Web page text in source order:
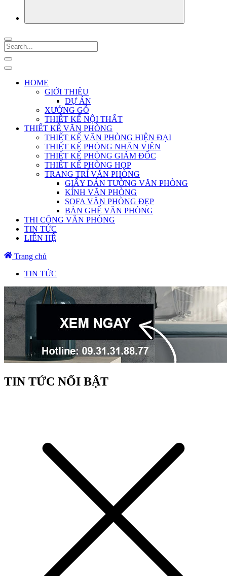
HOME
GIỚI THIỆU
DỰ ÁN
XƯỞNG GỖ
THIẾT KẾ NỘI THẤT
THIẾT KẾ VĂN PHÒNG
THIẾT KẾ VĂN PHÒNG HIỆN ĐẠI
THIẾT KẾ PHÒNG NHÂN VIÊN
THIẾT KẾ PHÒNG GIÁM ĐỐC
THIẾT KẾ PHÒNG HỌP
TRANG TRÍ VĂN PHÒNG
GIẤY DÁN TƯỜNG VĂN PHÒNG
KÍNH VĂN PHÒNG
SOFA VĂN PHÒNG ĐẸP
BÀN GHẾ VĂN PHÒNG
THI CÔNG VĂN PHÒNG
TIN TỨC
LIÊN HỆ
Trang chủ
TIN TỨC
TIN TỨC NỔI BẬT